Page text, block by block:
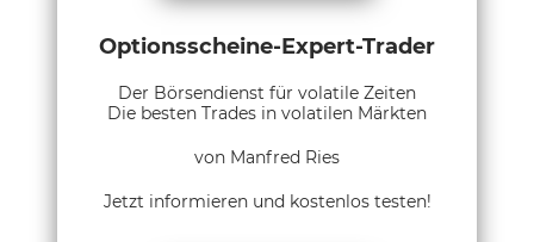
Optionsscheine-Expert-Trader
Der Börsendienst für volatile Zeiten
Die besten Trades in volatilen Märkten
von Manfred Ries
Jetzt informieren und kostenlos testen!